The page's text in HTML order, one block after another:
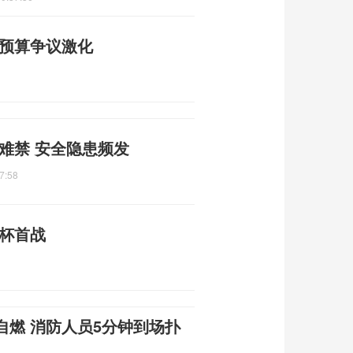
算争议激化
禁 安全隐患频发
首战
燃 消防人员5分钟到场扑